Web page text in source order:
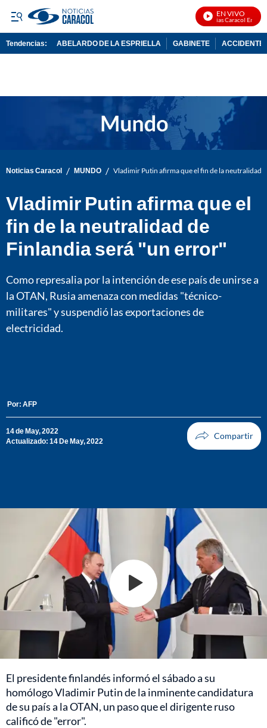
EN VIVO
Noticias Caracol En Vivo
Tendencias: ABELARDO DE LA ESPRIELLA GABINETE ACCIDENTE
Noticias Caracol / MUNDO / Vladimir Putin afirma que el fin de la neutralidad
Vladimir Putin afirma que el
fin de la neutralidad de
Finlandia será "un error"
Como represalia por la intención de ese país de unirse a
la OTAN, Rusia amenaza con medidas "técnico-
militares" y suspendió las exportaciones de
electricidad.
Por: AFP
14 de May, 2022
Actualizado: 14 De May, 2022
El presidente finlandés informó el sábado a su
homólogo Vladimir Putin de la inminente candidatura
de su país a la OTAN, un paso que el dirigente ruso
calificó de "error".